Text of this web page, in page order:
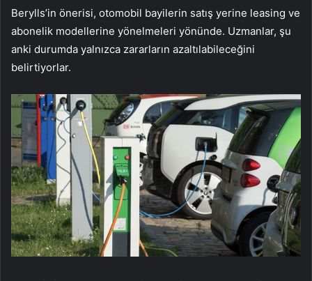
Berylls’in önerisi, otomobil bayilerin satış yerine leasing ve
abonelik modellerine yönelmeleri yönünde. Uzmanlar, şu
anki durumda yalnızca zararların azaltılabileceğini
belirtiyorlar.